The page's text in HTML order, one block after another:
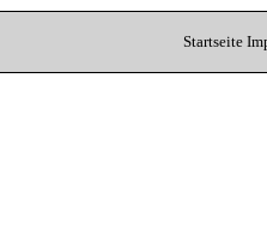
Startseite